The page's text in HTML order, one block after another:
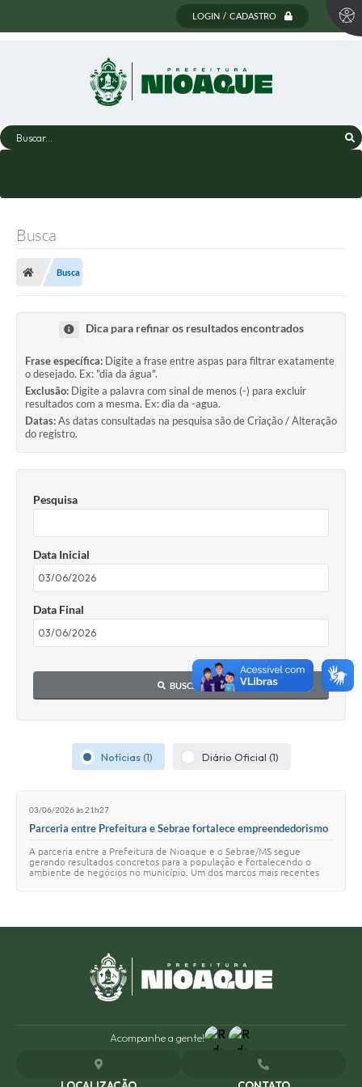
LOGIN / CADASTRO
Buscar...
Busca
Busca
Dica para refinar os resultados encontrados
Frase específica: Digite a frase entre aspas para filtrar exatamente
o desejado. Ex: "dia da água".
Exclusão: Digite a palavra com sinal de menos (-) para excluir
resultados com a mesma. Ex: dia da -agua.
Datas:As datas consultadas na pesquisa são de Criação / Alteração
do registro.
Pesquisa
Data Inicial
Data Final
BUSCAR
Notícias (1) Diário Oficial (1)
03/06/2026 às 21h27
Parceria entre Prefeitura e Sebrae fortalece empreendedorismo
A parceria entre a Prefeitura de Nioaque e o Sebrae/MS segue
gerando resultados concretos para a população e fortalecendo o
ambiente de negócios no município. Um dos marcos mais recentes
Acompanhe a gente!